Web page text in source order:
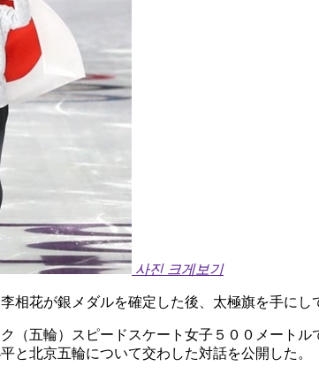
사진 크게보기
相花が銀メダルを確定した後、太極旗を手にし
（五輪）スピードスケート女子５００メート
と北京五輪について交わした対話を公開した。